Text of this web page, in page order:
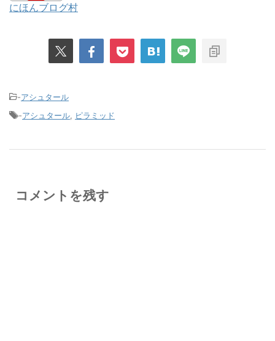
にほんブログ村
-アシュタール
-アシュタール ピラミッド
コメントを残す